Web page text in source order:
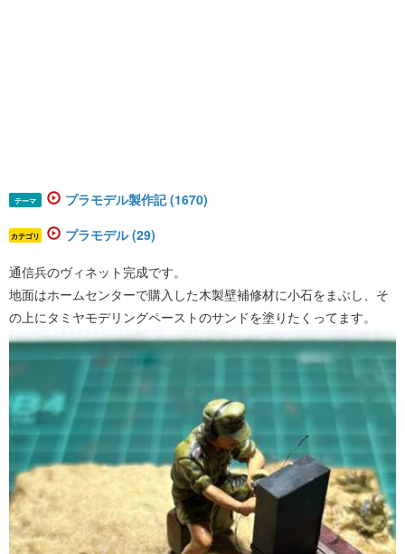
テーマ プラモデル製作記 (1670)
カテゴリ プラモデル (29)
通信兵のヴィネット完成です。
地面はホームセンターで購入した木製壁補修材に小石をまぶし、そ
の上にタミヤモデリングペーストのサンドを塗りたくってます。